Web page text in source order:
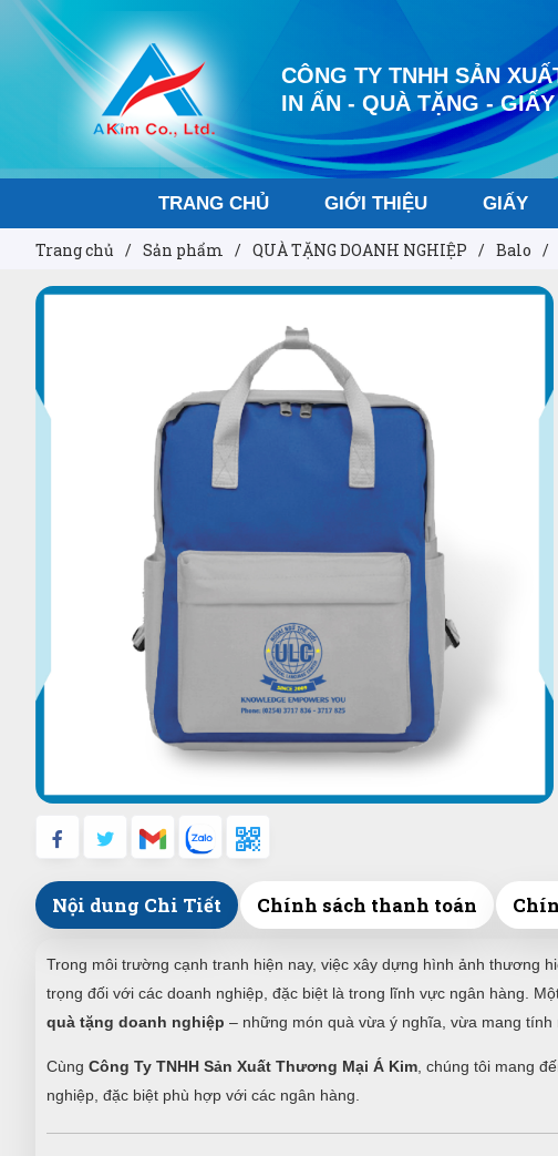
CÔNG TY TNHH SẢN
IN ẤN - QUÀ TẶNG - GIẤY
TRANG CHỦ GIỚI THIỆU GIẤY
Trang chủ / Sản phẩm / QUÀ TẶNG DOANH NGHIỆP / Balo /
Nội dung Chi Tiết Chính sách thanh toán
Trong môi trường cạnh tranh hiện nay, việc xây dựng hình ảnh thương
trọng đối với các doanh nghiệp, đặc biệt là trong lĩnh vực ngân hàng.
quà tặng doanh nghiệp – những món quà vừa ý nghĩa, vừa mang tính
Cùng Công Ty TNHH Sản Xuất Thương Mại Á Kim , chúng tôi mang
nghiệp, đặc biệt phù hợp với các ngân hàng.